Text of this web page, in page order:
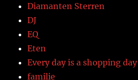
Diamanten Sterren
DJ
EQ
Eten
Every day is a shopping day
familie